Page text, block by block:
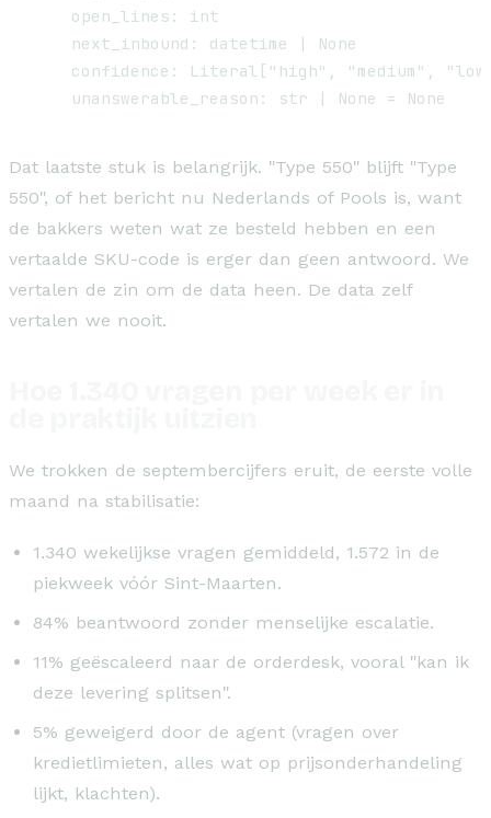
    open_lines: int
    next_inbound: datetime | None
confidence: Literal["high", "medium",
Dat laatste stuk is belangrijk. "Type 550" blijft "Type
550", of het bericht nu Nederlands of Pools is, want
de bakkers weten wat ze besteld hebben en een
vertaalde SKU-code is erger dan geen antwoord. We
vertalen de zin om de data heen. De data zelf
vertalen we nooit.
We trokken de septembercijfers eruit, de eerste volle
maand na stabilisatie:
1.340 wekelijkse vragen gemiddeld, 1.572 in de
piekweek vóór Sint-Maarten.
84% beantwoord zonder menselijke escalatie.
11% geëscaleerd naar de orderdesk, vooral "kan ik
deze levering splitsen".
5% geweigerd door de agent (vragen over
kredietlimieten, alles wat op prijsonderhandeling
lijkt, klachten).